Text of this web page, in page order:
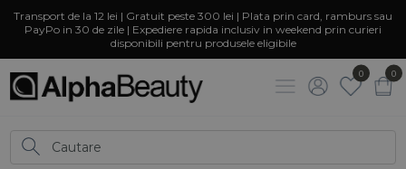
Transport de la 12 lei | Gratuit peste 300 lei | Plata prin card, ramburs sau
PayPo in 30 de zile | Expediere rapida inclusiv in weekend prin curieri
disponibili pentru produsele eligibile
0 0